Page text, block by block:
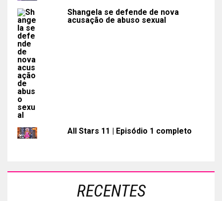
Shangela se defende de nova
acusação de abuso sexual
All Stars 11 | Episódio 1 completo
RECENTES